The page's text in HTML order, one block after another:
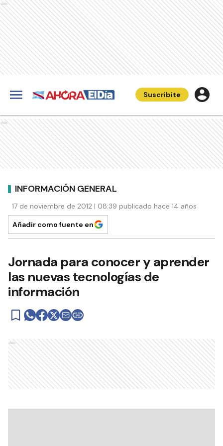
Ads
Suscribite
Ads
INFORMACIÓN GENERAL
17 de noviembre de 2012 | 08:39 publicado hace 14 años
Añadir como fuente en
Jornada para conocer y aprender
las nuevas tecnologías de
información
Ads